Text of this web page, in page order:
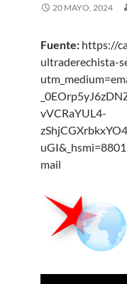
20 MAYO, 2024
Fuente: https://
ultraderechista-
vVCRaYUL4-
mail